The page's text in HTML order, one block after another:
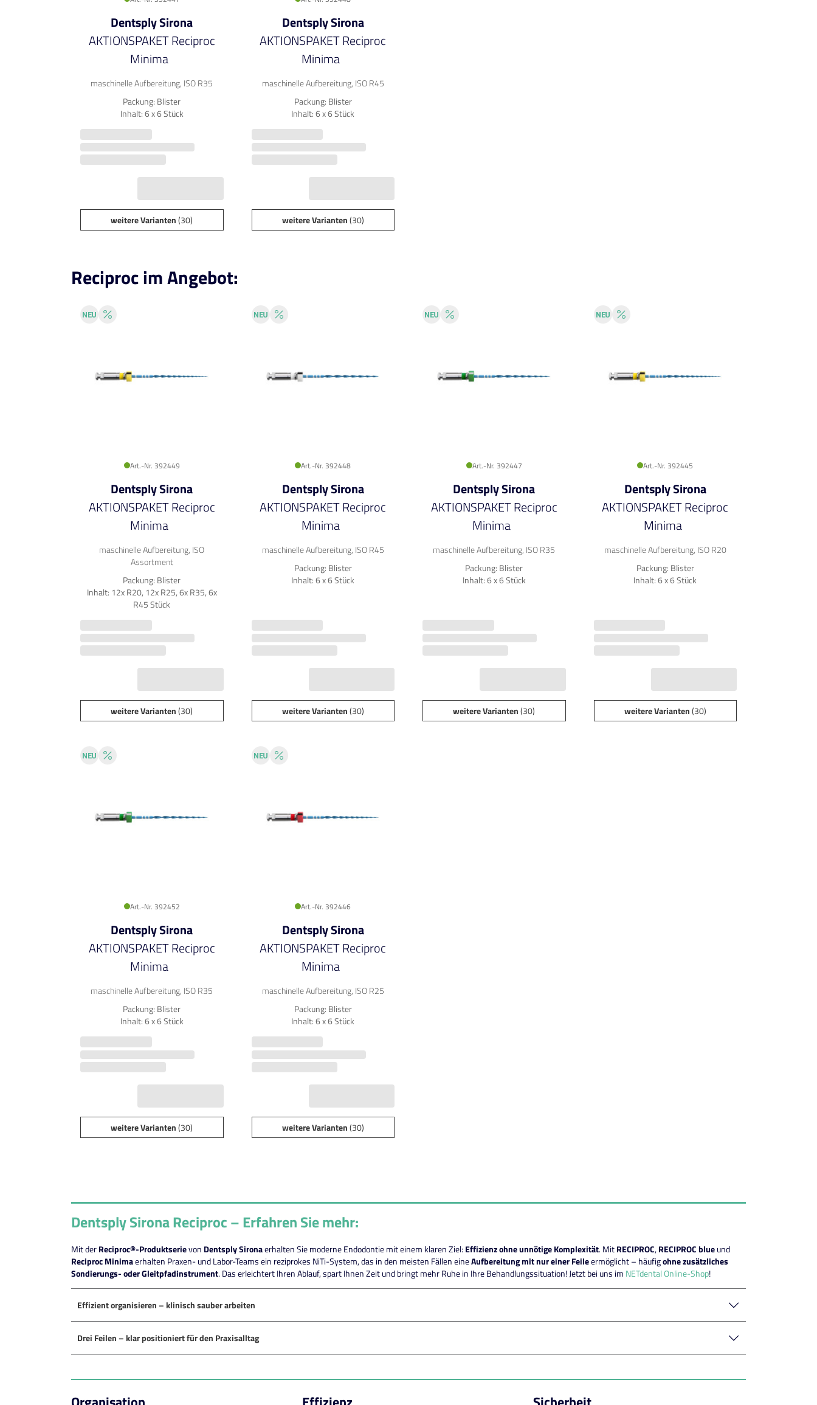
Dentsply Sirona
AKTIONSPAKET Reciproc
Minima
maschinelle Aufbereitung, ISO R35
Packung: Blister
Inhalt: 6 x 6 Stück
weitere Varianten(30)
Dentsply Sirona
AKTIONSPAKET Reciproc
Minima
maschinelle Aufbereitung, ISO R45
Packung: Blister
Inhalt: 6 x 6 Stück
weitere Varianten(30)
Reciproc im Angebot:
Art.-Nr. 392449
Dentsply Sirona
AKTIONSPAKET Reciproc
Minima
maschinelle Aufbereitung, ISO
Assortment
Packung: Blister
Inhalt: 12x R20, 12x R25, 6x R35, 6x
R45 Stück
weitere Varianten(30)
Art.-Nr. 392448
Dentsply Sirona
AKTIONSPAKET Reciproc
Minima
maschinelle Aufbereitung, ISO R45
Packung: Blister
Inhalt: 6 x 6 Stück
weitere Varianten(30)
Art.-Nr. 392447
Dentsply Sirona
AKTIONSPAKET Reciproc
Minima
maschinelle Aufbereitung, ISO R35
Packung: Blister
Inhalt: 6 x 6 Stück
weitere Varianten(30)
Art.-Nr. 392445
Dentsply Sirona
AKTIONSPAKET Reciproc
Minima
maschinelle Aufbereitung, ISO R20
Packung: Blister
Inhalt: 6 x 6 Stück
weitere Varianten(30)
Art.-Nr. 392452
Dentsply Sirona
AKTIONSPAKET Reciproc
Minima
maschinelle Aufbereitung, ISO R35
Packung: Blister
Inhalt: 6 x 6 Stück
weitere Varianten(30)
Art.-Nr. 392446
Dentsply Sirona
AKTIONSPAKET Reciproc
Minima
maschinelle Aufbereitung, ISO R25
Packung: Blister
Inhalt: 6 x 6 Stück
weitere Varianten(30)
Dentsply Sirona Reciproc – Erfahren Sie mehr:
Mit derReciproc®-Produktserievon Dentsply Sironaerhalten Sie moderne Endodontie mit einem klaren Ziel:Effizienz ohne unnötige Komplexität. MitRECIPROC,RECIPROC blueund
Reciproc Minimaerhalten Praxen- und Labor-Teams ein reziprokes NiTi-System, das in den meisten Fällen eineAufbereitung mit nur einer Feileermöglicht – häufigohne zusätzliches
Sondierungs- oder Gleitpfadinstrument. Das erleichtert Ihren Ablauf, spart Ihnen Zeit und bringt mehr Ruhe in Ihre Behandlungssituation! Jetzt bei uns im NETdental Online-Shop!
Effizient organisieren – klinisch sauber arbeiten
Drei Feilen – klar positioniert für den Praxisalltag